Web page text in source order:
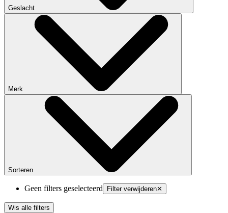
Geslacht
Merk
Sorteren
Geen filters geselecteerd Filter verwijderen✕
Wis alle filters